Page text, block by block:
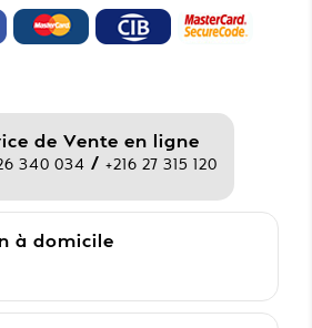
de Vente en ligne
340 034 / +216 27 315 120
à domicile